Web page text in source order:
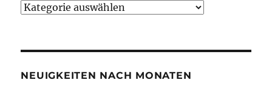
Neuigkeiten
NEUIGKEITEN NACH MONATEN